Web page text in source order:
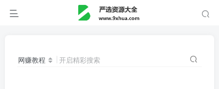
网赚教程 开启精彩搜索